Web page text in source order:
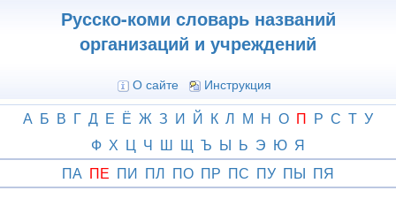
Русско-коми словарь названий
организаций и учреждений
О сайте Инструкция
А Б В Г Д Е Ё Ж З И Й К Л М Н О П Р С Т У
Ф Х Ц Ч Ш Щ Ъ Ы Ь Э Ю Я
ПА ПЕ ПИ ПЛ ПО ПР ПС ПУ ПЫ ПЯ